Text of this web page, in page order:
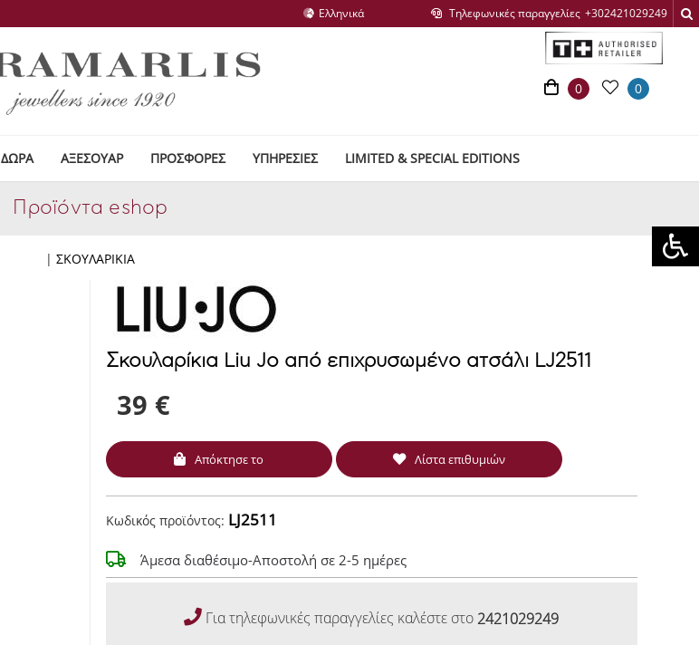
Τηλεφωνικές παραγγελίες
0 0
ΔΩΡΑ ΑΞΕΣΟΥΑΡ ΠΡΟΣΦΟΡΕΣ ΥΠΗΡΕΣΙΕΣ LIMITED & SPECIAL EDITIONS
Προϊόντα eshop
|ΣΚΟΥΛΑΡΙΚΙΑ
Σκουλαρίκια Liu Jo από επιχρυσωμένο ατσάλι LJ2511
39 €
Απόκτησε το Λίστα επιθυμιών
Κωδικός προϊόντος: LJ2511
Άμεσα διαθέσιμο-Αποστολή σε 2-5 ημέρες
Για τηλεφωνικές παραγγελίες καλέστε στο 2421029249